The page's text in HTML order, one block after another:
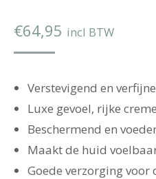
€64,95 incl BTW
Verstevigend en
Luxe gevoel, rijke creme
Beschermend en
Maakt de huid
Goede verzorging